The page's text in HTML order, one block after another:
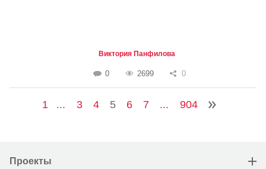
Виктория Панфилова
0 2699 0
1 ... 3 4 5 6 7 ... 904
Проекты